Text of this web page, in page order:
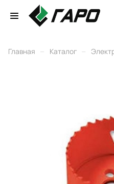
Главная – Каталог –